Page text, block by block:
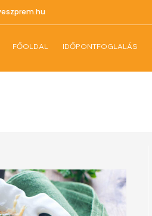
FŐOLDAL IDŐPONTFOGLALÁS